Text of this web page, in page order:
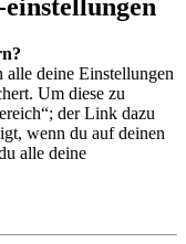
alle deine Einstellungen
Um diese zu
der Link dazu
wenn du auf deinen
alle deine